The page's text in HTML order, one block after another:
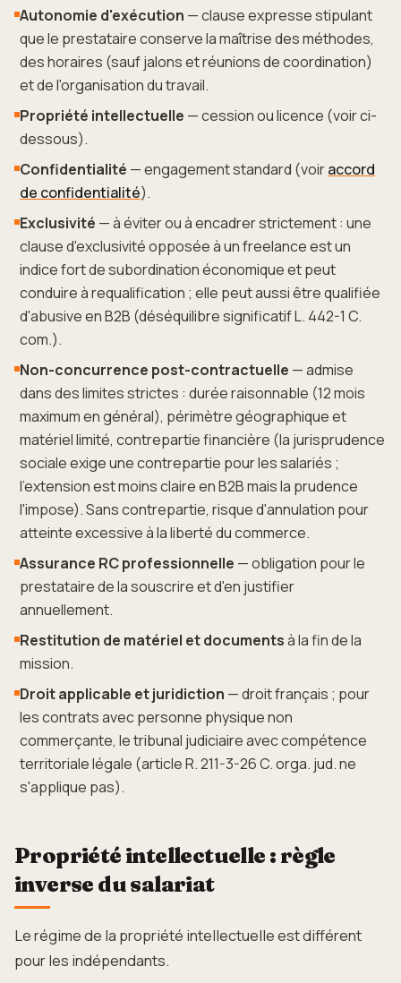
Autonomie d'exécution — clause expresse stipulant
que le prestataire conserve la maîtrise des méthodes,
des horaires (sauf jalons et réunions de coordination)
et de l'organisation du travail.
Propriété intellectuelle — cession ou licence (voir ci-
dessous).
Confidentialité — engagement standard (voiraccord
de confidentialité).
Exclusivité — à éviter ou à encadrer strictement : une
clause d'exclusivité opposée à un freelance est un
indice fort de subordination économique et peut
conduire à requalification ; elle peut aussi être qualifiée
d'abusive en B2B (déséquilibre significatif L. 442-1 C.
com.).
Non-concurrence post-contractuelle — admise
dans des limites strictes : durée raisonnable (12 mois
maximum en général), périmètre géographique et
matériel limité, contrepartie financière (la jurisprudence
sociale exige une contrepartie pour les salariés ;
l'extension est moins claire en B2B mais la prudence
l'impose). Sans contrepartie, risque d'annulation pour
atteinte excessive à la liberté du commerce.
Assurance RC professionnelle — obligation pour le
prestataire de la souscrire et d'en justifier
annuellement.
Restitution de matériel et documentsà la fin de la
mission.
Droit applicable et juridiction — droit français ; pour
les contrats avec personne physique non
commerçante, le tribunal judiciaire avec compétence
territoriale légale (article R. 211-3-26 C. orga. jud. ne
s'applique pas).
Propriété intellectuelle : règle
inverse du salariat
Le régime de la propriété intellectuelle est différent
pour les indépendants.